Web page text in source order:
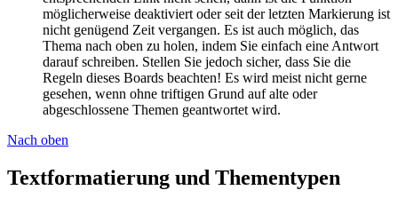
möglicherweise deaktiviert oder seit der letzten Markierung ist
nicht genügend Zeit vergangen. Es ist auch möglich, das
Thema nach oben zu holen, indem Sie einfach eine Antwort
darauf schreiben. Stellen Sie jedoch sicher, dass Sie die
Regeln dieses Boards beachten! Es wird meist nicht gerne
gesehen, wenn ohne triftigen Grund auf alte oder
abgeschlossene Themen geantwortet wird.
Nach oben
Textformatierung und Thementypen